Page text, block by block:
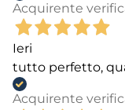
Acquirente
Ieri
tutto perfetto,
Acquirente